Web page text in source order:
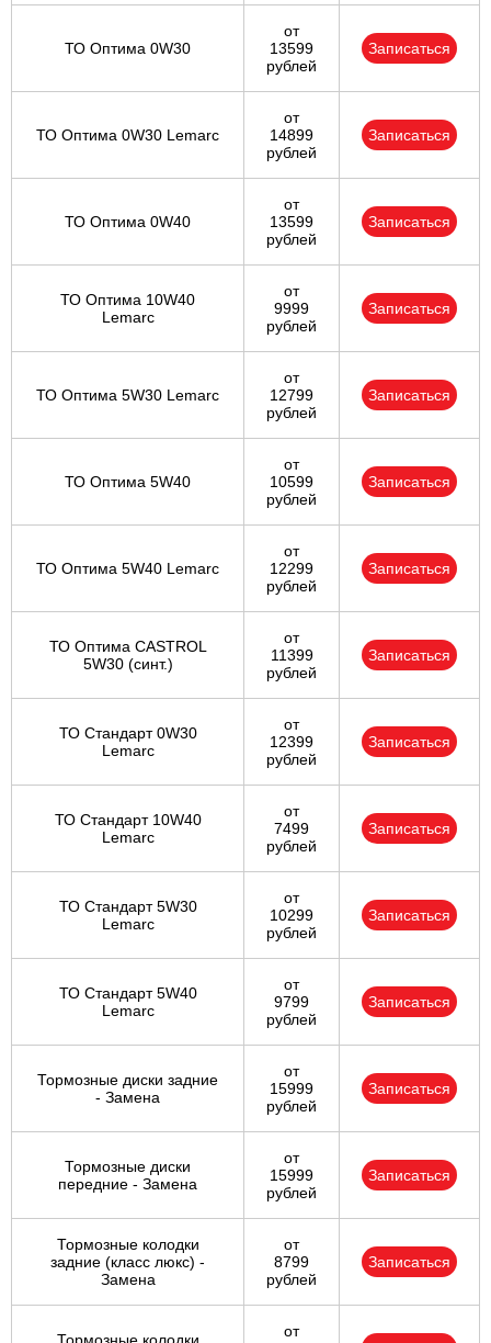
ТО Оптима 0W30
от
13599
рублей
Записаться
ТО Оптима 0W30 Lemarc
от
14899
рублей
Записаться
ТО Оптима 0W40
от
13599
рублей
Записаться
ТО Оптима 10W40
Lemarc
от
9999
рублей
Записаться
ТО Оптима 5W30 Lemarc
от
12799
рублей
Записаться
ТО Оптима 5W40
от
10599
рублей
Записаться
ТО Оптима 5W40 Lemarc
от
12299
рублей
Записаться
ТО Оптима CASTROL
5W30 (синт.)
от
11399
рублей
Записаться
ТО Стандарт 0W30
Lemarc
от
12399
рублей
Записаться
ТО Стандарт 10W40
Lemarc
от
7499
рублей
Записаться
ТО Стандарт 5W30
Lemarc
от
10299
рублей
Записаться
ТО Стандарт 5W40
Lemarc
от
9799
рублей
Записаться
Тормозные диски задние
- Замена
от
15999
рублей
Записаться
Тормозные диски
передние - Замена
от
15999
рублей
Записаться
Тормозные колодки
задние (класс люкс) -
Замена
от
8799
рублей
Записаться
от